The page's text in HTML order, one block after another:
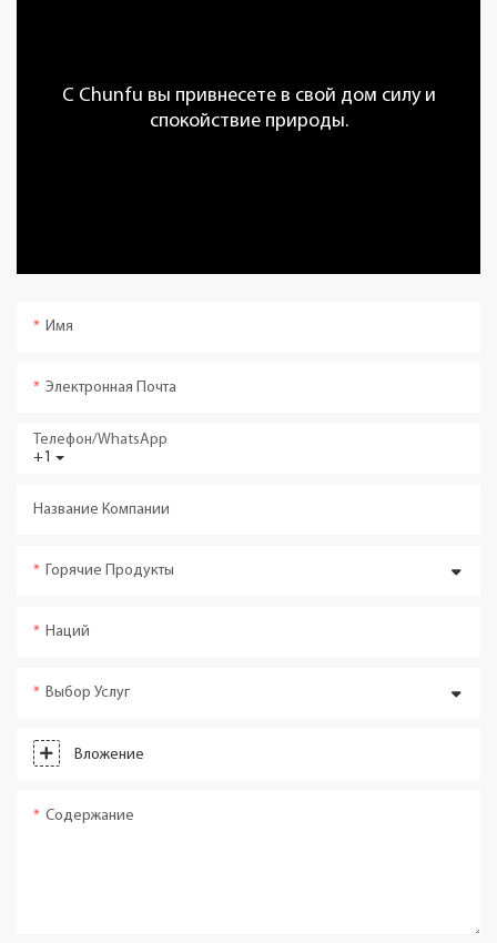
С Chunfu вы привнесете в свой дом силу и
спокойствие природы.
Имя
Электронная Почта
+1
Телефон/WhatsApp
Название Компании
Горячие Продукты
Наций
Выбор Услуг
Вложение
Содержание